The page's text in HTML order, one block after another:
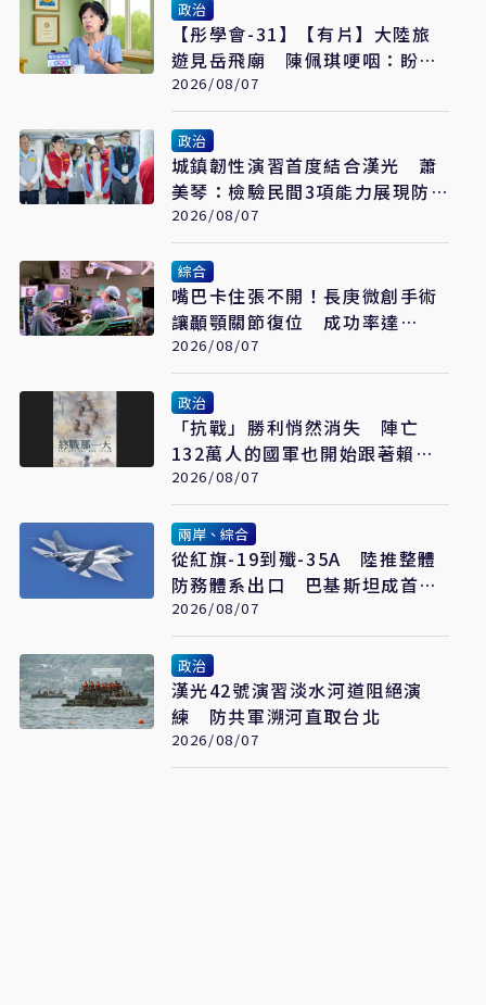
政治
【彤學會-31】【有片】大陸旅
遊見岳飛廟 陳佩琪哽咽：盼能
為柯文哲京華城案平反
2026/08/07
政治
城鎮韌性演習首度結合漢光 蕭
美琴：檢驗民間3項能力展現防
衛韌性
2026/08/07
綜合
嘴巴卡住張不開！長庚微創手術
讓顳顎關節復位 成功率達
97%
2026/08/07
政治
「抗戰」勝利悄然消失 陣亡
132萬人的國軍也開始跟著賴清
德喊「終戰」了
2026/08/07
兩岸、綜合
從紅旗-19到殲-35A 陸推整體
防務體系出口 巴基斯坦成首要
合作案例
2026/08/07
政治
漢光42號演習淡水河道阻絕演
練 防共軍溯河直取台北
2026/08/07